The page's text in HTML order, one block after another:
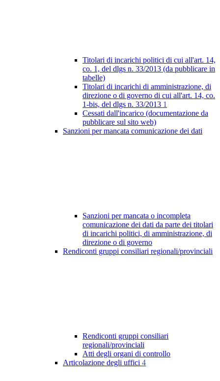
Titolari di incarichi politici di cui all'art. 14,
co. 1, del dlgs n. 33/2013 (da pubblicare in
tabelle)
Titolari di incarichi di amministrazione, di
direzione o di governo di cui all'art. 14, co.
1-bis, del dlgs n. 33/2013 1
Cessati dall'incarico (documentazione da
pubblicare sul sito web)
Sanzioni per mancata comunicazione dei dati
Sanzioni per mancata o incompleta
comunicazione dei dati da parte dei titolari
di incarichi politici, di amministrazione, di
direzione o di governo
Rendiconti gruppi consiliari regionali/provinciali
Rendiconti gruppi consiliari
regionali/provinciali
Atti degli organi di controllo
Articolazione degli uffici 4